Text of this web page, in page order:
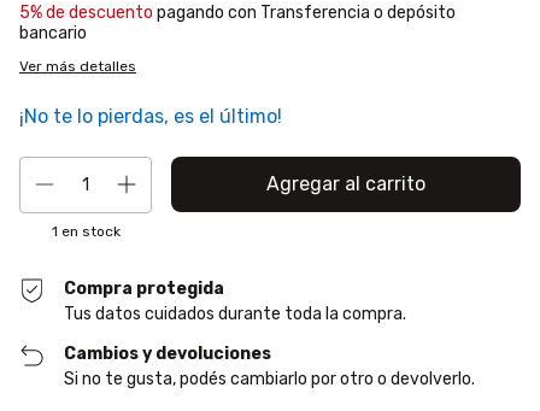
5% de descuento pagando con Transferencia o depósito
bancario
Ver más detalles
¡No te lo pierdas, es el último!
1 en stock
Compra protegida
Tus datos cuidados durante toda la compra.
Cambios y devoluciones
Si no te gusta, podés cambiarlo por otro o devolverlo.